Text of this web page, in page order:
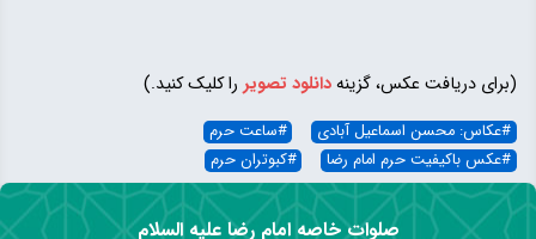
(برای دریافت عکس، گزینهدانلود تصویر را کلیک کنید.)
#عکاس: محسن اسماعیل آبادی #ساعت حرم
#عکس باکیفیت حرم امام رضا #کبوتران حرم
صلوات خاصه امام رضا علیه السلام